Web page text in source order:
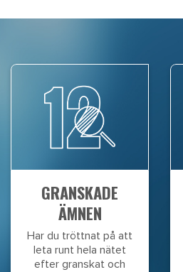
GRANSKADE
ÄMNEN
Har du tröttnat på att
leta runt hela nätet
efter granskat och